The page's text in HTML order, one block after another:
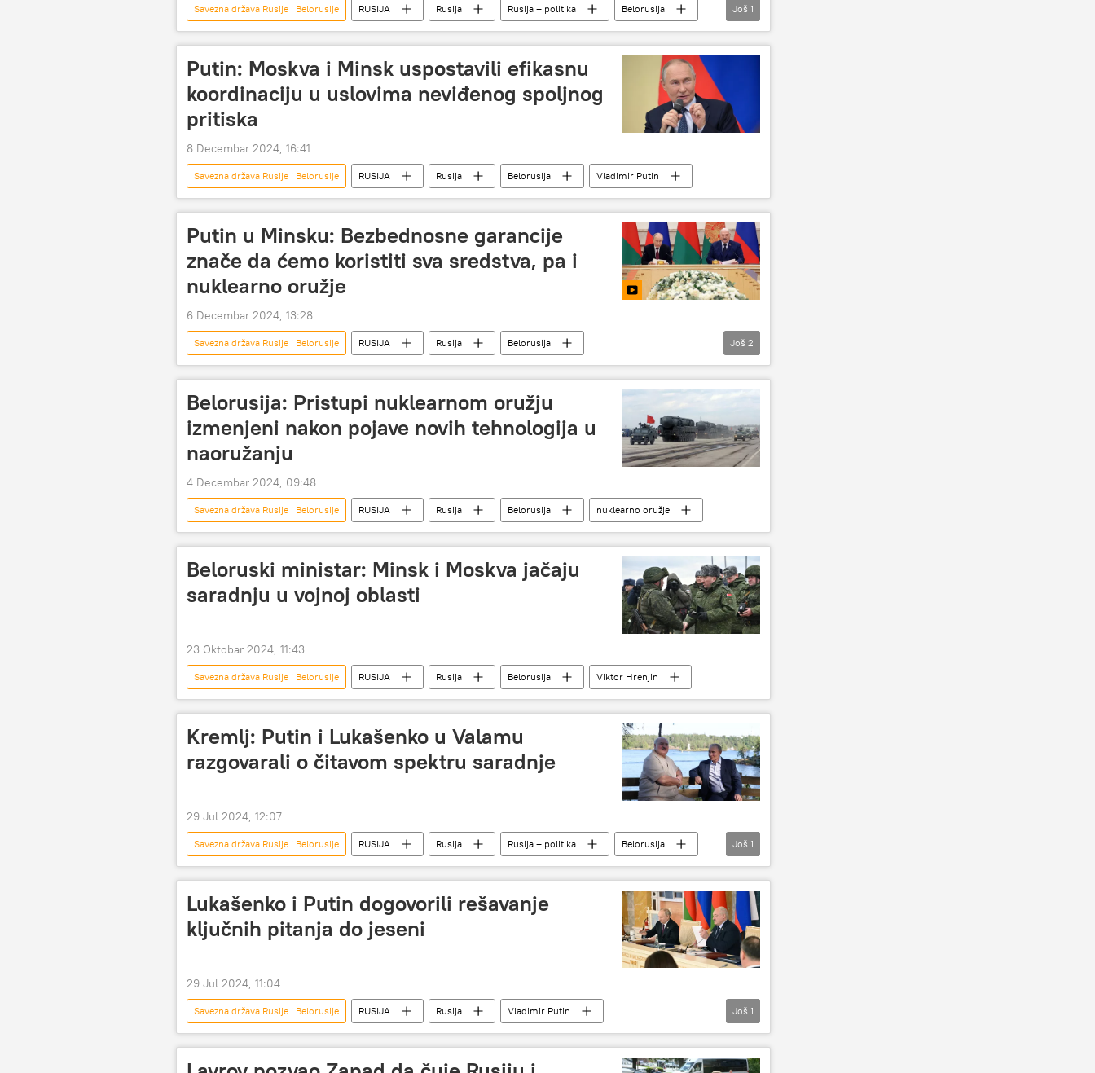
Savezna država Rusije i Belorusije RUSIJA Rusija Rusija – politika
Belorusija
Vladimir Putin
Još 1
Putin: Moskva i Minsk uspostavili efikasnu
koordinaciju u uslovima neviđenog spoljnog
pritiska
8 Decembar 2024, 16:41
Savezna država Rusije i Belorusije RUSIJA Rusija Belorusija Vladimir Putin
Putin u Minsku: Bezbednosne garancije
znače da ćemo koristiti sva sredstva, pa i
nuklearno oružje
6 Decembar 2024, 13:28
Savezna država Rusije i Belorusije RUSIJA Rusija
Belorusija
Aleksandar Lukašenko
Vladimir Putin
Još 2
Belorusija: Pristupi nuklearnom oružju
izmenjeni nakon pojave novih tehnologija u
naoružanju
4 Decembar 2024, 09:48
Savezna država Rusije i Belorusije RUSIJA Rusija Belorusija nuklearno oružje
Beloruski ministar: Minsk i Moskva jačaju
saradnju u vojnoj oblasti
23 Oktobar 2024, 11:43
Savezna država Rusije i Belorusije RUSIJA Rusija Belorusija Viktor Hrenjin
Kremlj: Putin i Lukašenko u Valamu
razgovarali o čitavom spektru saradnje
29 Jul 2024, 12:07
Savezna država Rusije i Belorusije RUSIJA Rusija Rusija – politika
Belorusija
Dmitrij Peskov
Još 1
Lukašenko i Putin dogovorili rešavanje
ključnih pitanja do jeseni
29 Jul 2024, 11:04
Savezna država Rusije i Belorusije RUSIJA Rusija
Vladimir Putin
Aleksandar Lukašenko
Još 1